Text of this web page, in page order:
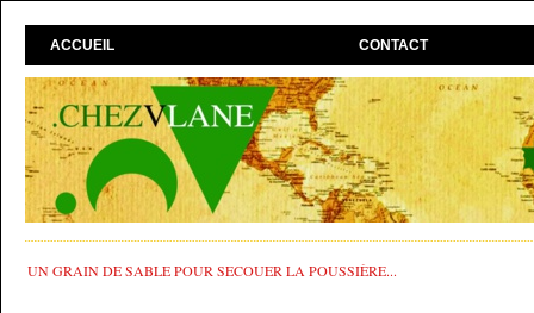
ACCUEIL CONTACT
UN GRAIN DE SABLE POUR SECOUER LA POUSSIÈRE...